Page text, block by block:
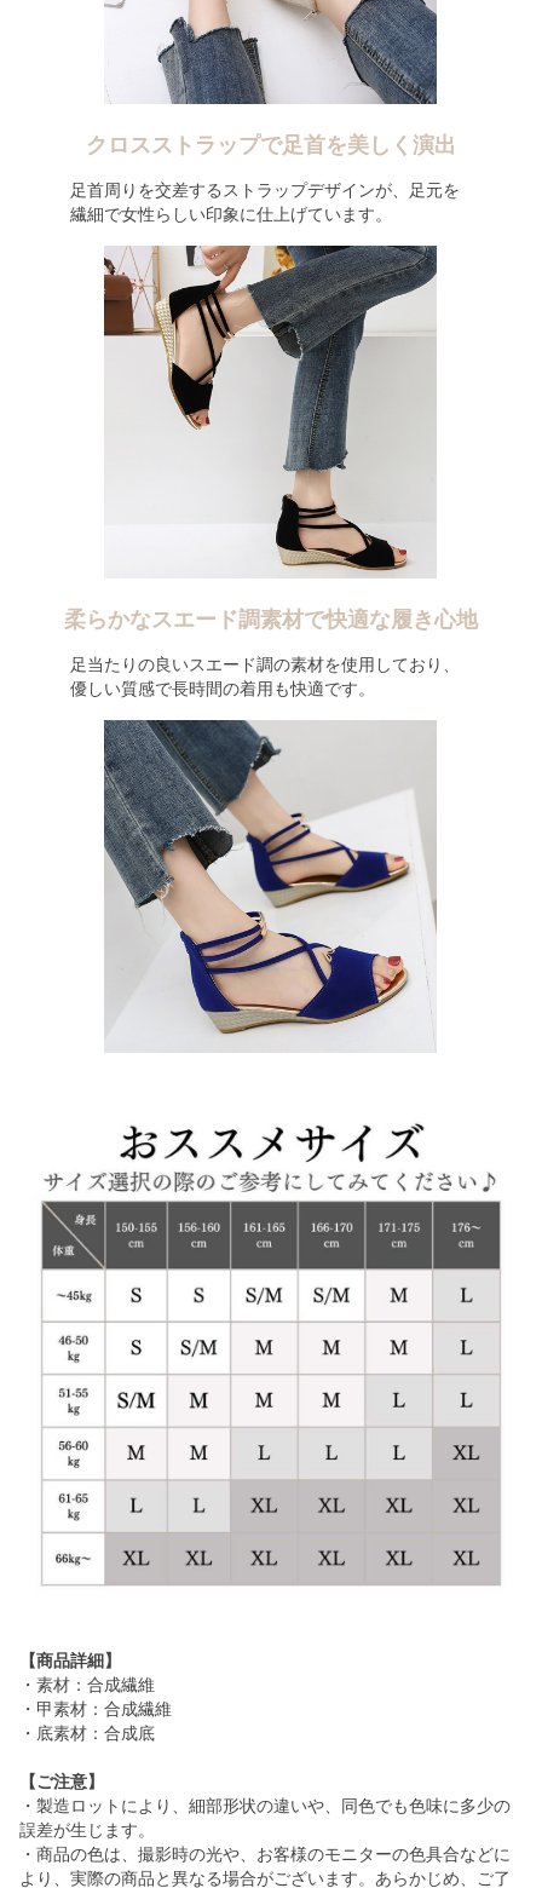
クロスストラップで足首を美しく演出
足首周りを交差するストラップデザインが、足元を
繊細で女性らしい印象に仕上げています。
柔らかなスエード調素材で快適な履き心地
足当たりの良いスエード調の素材を使用しており、
優しい質感で長時間の着用も快適です。
【商品詳細】
・素材：合成繊維
・甲素材：合成繊維
・底素材：合成底
【ご注意】
・製造ロットにより、細部形状の違いや、同色でも色味に多少の
誤差が生じます。
・商品の色は、撮影時の光や、お客様のモニターの色具合などに
より、実際の商品と異なる場合がございます。あらかじめ、ご了